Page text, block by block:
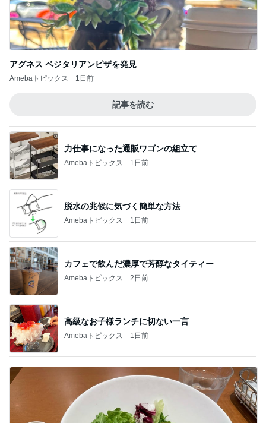
アグネス ベジタリアンピザを発見
Amebaトピックス 1日前
記事を読む
力仕事になった通販ワゴンの組立て
Amebaトピックス 1日前
脱水の兆候に気づく簡単な方法
Amebaトピックス 1日前
カフェで飲んだ濃厚で芳醇なタイティー
Amebaトピックス 2日前
高級なお子様ランチに切ない一言
Amebaトピックス 1日前